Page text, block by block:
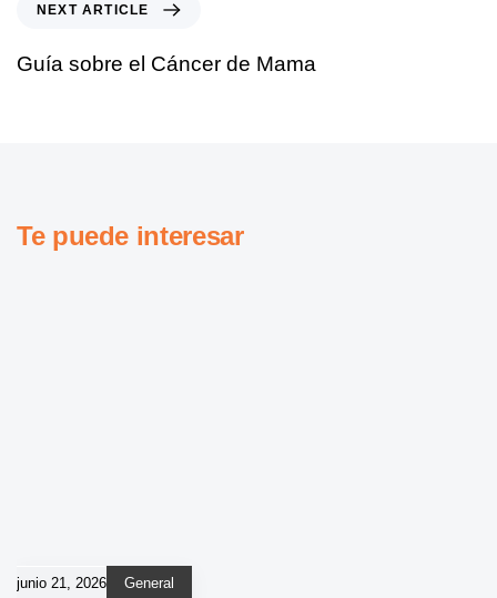
NEXT ARTICLE
Guía sobre el Cáncer de Mama
Te puede interesar
junio 21, 2026 General